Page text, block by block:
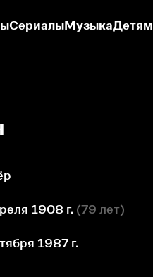
СериалыМузыкаДетям
1908 г. (79 лет)
1987 г.